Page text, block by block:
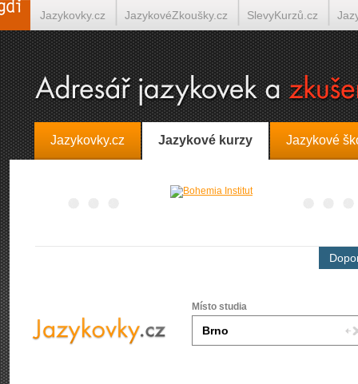
Jazykovky.cz Jazykové kurzy Jazykové
Místo studia
Jazykovky.cz JazykovéZkoušky.cz SlevyKurzů.cz
Španělština on-line Italština on-line Tlumočení-